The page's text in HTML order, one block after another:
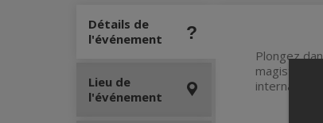
Détails de
l'événement
Plongez
Lieu de
l'événement